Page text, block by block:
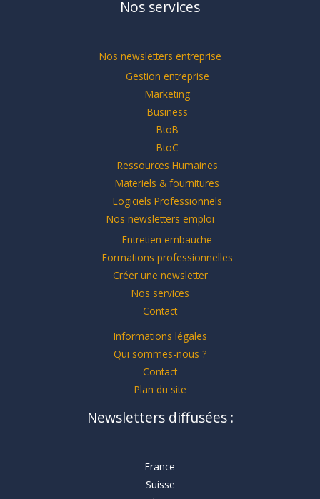
Nos services
Nos newsletters entreprise
Gestion entreprise
Marketing
Business
BtoB
BtoC
Ressources Humaines
Materiels & fournitures
Logiciels Professionnels
Nos newsletters emploi
Entretien embauche
Formations professionnelles
Créer une newsletter
Nos services
Contact
Informations légales
Qui sommes-nous ?
Contact
Plan du site
Newsletters diffusées :
France
Suisse